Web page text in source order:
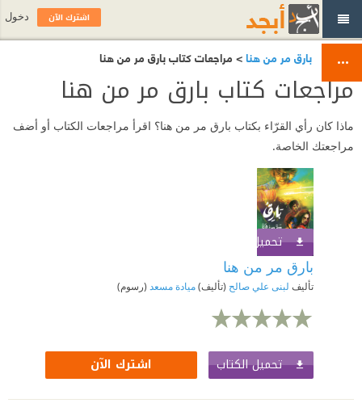
بارق مر من هنا> مراجعات كتاب بارق مر من هنا
مراجعات كتاب بارق مر من هنا
ماذا كان رأي القرّاء بكتاب بارق مر من هنا؟ اقرأ مراجعات الكتاب أو أضف
مراجعتك الخاصة.
تحميل الكتاب
بارق مر من هنا
تأليف لبنى علي صالح (تأليف)ميادة مسعد (رسوم)
تحميل الكتاب اشترك الآن
اشترك الآن دخول